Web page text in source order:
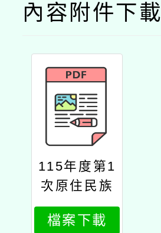
內容附件下載
115年度第1
次原住民族
語言能力認
證測驗公文
檔案下載